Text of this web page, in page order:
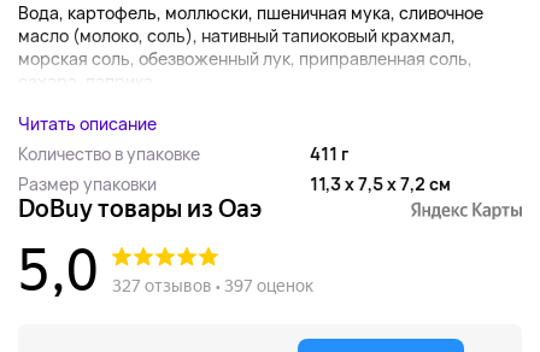
Вода, картофель, моллюски, пшеничная мука, сливочное
масло (молоко, соль), нативный тапиоковый крахмал,
морская соль, обезвоженный лук, приправленная соль,
сахара, паприка,...
Читать описание
Количество в упаковке
411 г
Размер упаковки
11,3 x 7,5 x 7,2 см